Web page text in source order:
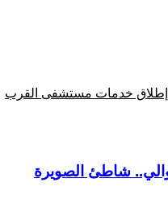
خدمات مستشفى القرب
شاطئ الصويرة